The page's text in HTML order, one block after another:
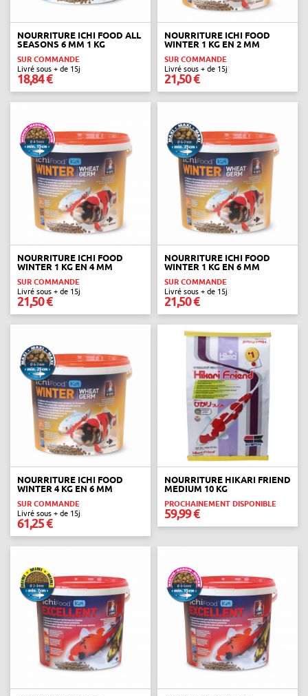
NOURRITURE ICHI FOOD ALL
SEASONS 6 MM 1 KG
SUR COMMANDE
Livré sous + de 15j
18,84 €
NOURRITURE ICHI FOOD
WINTER 1 KG EN 2 MM
SUR COMMANDE
Livré sous + de 15j
21,50 €
NOURRITURE ICHI FOOD
WINTER 1 KG EN 4 MM
SUR COMMANDE
Livré sous + de 15j
21,50 €
NOURRITURE ICHI FOOD
WINTER 1 KG EN 6 MM
SUR COMMANDE
Livré sous + de 15j
21,50 €
NOURRITURE ICHI FOOD
WINTER 4 KG EN 6 MM
SUR COMMANDE
Livré sous + de 15j
61,25 €
NOURRITURE HIKARI FRIEND
MEDIUM 10 KG
PROCHAINEMENT DISPONIBLE
59,99 €